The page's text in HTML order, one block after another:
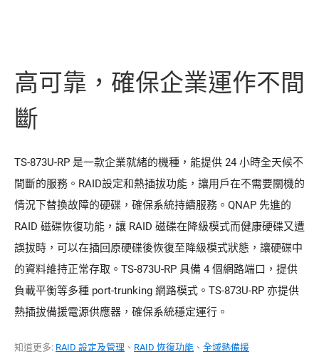
高可靠，確保企業運作不間
斷
TS-873U-RP 是一款企業就緒的機種，能提供 24 小時全天候不
間斷的服務。RAID設定和熱插拔功能，讓用戶在不需要關機的
情況下替換故障的硬碟，確保系統持續服務。QNAP 先進的
RAID 磁碟恢復功能，讓 RAID 磁碟在降級模式而健康硬碟又遭
誤拔時，可以在插回原硬碟後恢復至降級模式狀態，讓硬碟中
的資料維持正常存取。TS-873U-RP 具備 4 個網路端口，提供
負載平衡等多種 port-trunking 網路模式。TS-873U-RP 亦提供
熱插拔備援電源供應器，確保系統穩定運行。
知道更多: RAID 設定及管理 、 RAID 恢復功能 、 全域熱備援